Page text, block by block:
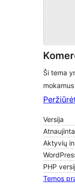
Ši tema
Versija
Atnaujinta
Aktyvių
PHP
Temos